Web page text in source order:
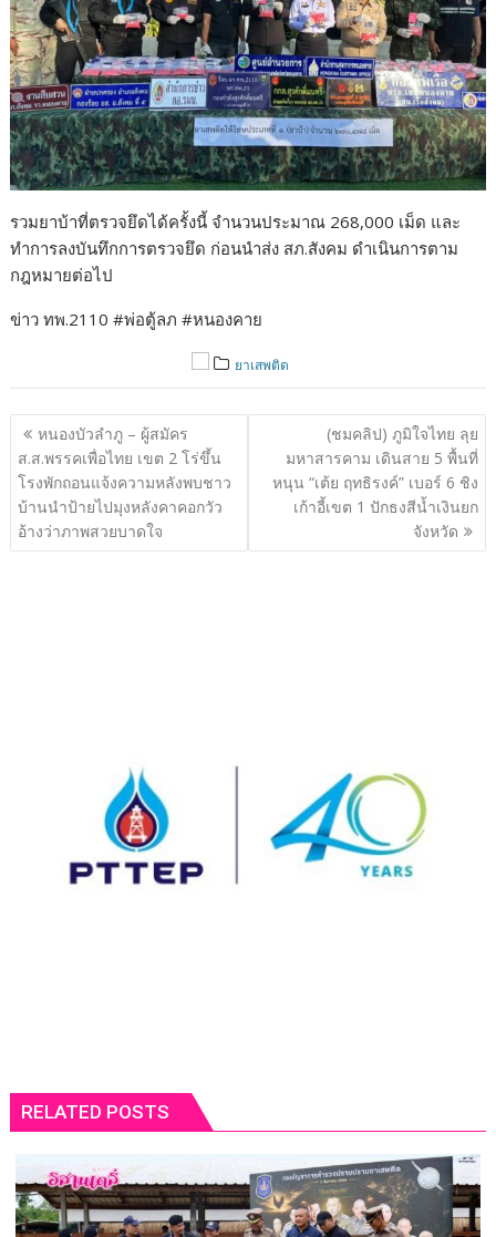
รวมยาบ้าที่ตรวจยึดได้ครั้งนี้ จำนวนประมาณ 268,000 เม็ด และ
ทำการลงบันทึกการตรวจยึด ก่อนนำส่ง สภ.สังคม ดำเนินการตาม
กฎหมายต่อไป
ข่าว ทพ.2110 #พ่อตู้ลภ #หนองคาย
ยาเสพติด
แนะแนว
เรื่อง
หนองบัวลำภู – ผู้สมัคร
ส.ส.พรรคเพื่อไทย เขต 2 โร่ขึ้น
โรงพักถอนแจ้งความหลังพบชาว
บ้านนำป้ายไปมุงหลังคาคอกวัว
อ้างว่าภาพสวยบาดใจ
(ชมคลิป) ภูมิใจไทย ลุย
มหาสารคาม เดินสาย 5 พื้นที่
หนุน “เต้ย ฤทธิรงค์” เบอร์ 6 ชิง
เก้าอี้เขต 1 ปักธงสีน้ำเงินยก
จังหวัด
RELATED POSTS